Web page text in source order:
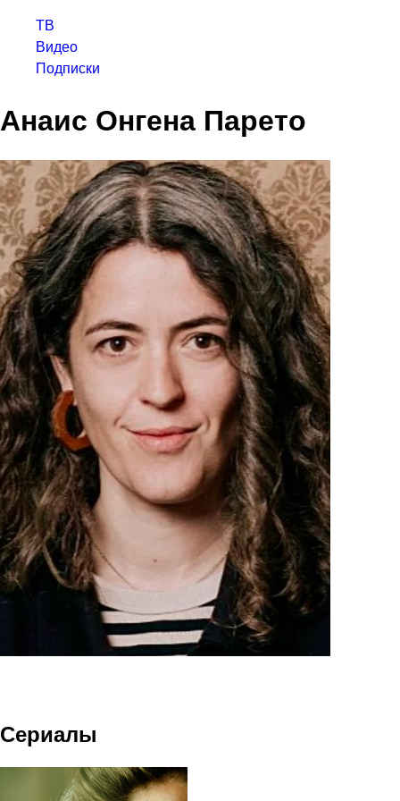
ТВ
Видео
Подписки
Анаис Онгена Парето
Сериалы